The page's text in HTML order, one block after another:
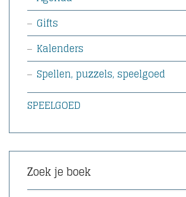
Gifts
Kalenders
Spellen, puzzels, speelgoed
SPEELGOED
Zoek je boek